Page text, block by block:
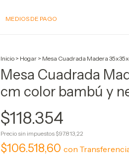
MEDIOS DE PAGO
Inicio > Hogar > Mesa Cuadrada Madera
Mesa Cuadrada
cm color bambú y
$118.354
Precio sin impuestos $97.813,22
$106.518,60 con